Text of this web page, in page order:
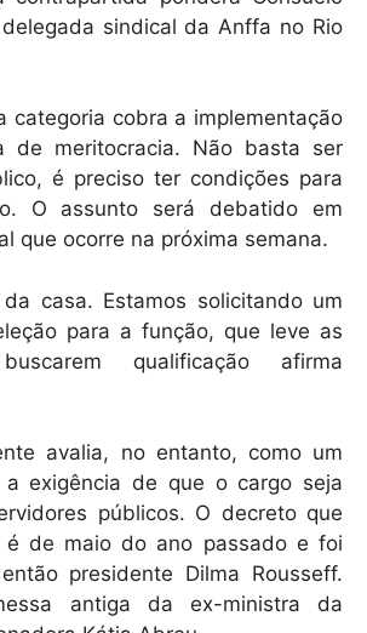
sindical da Anffa no Rio
categoria cobra a implementação
de meritocracia. Não basta ser
é preciso ter condições para
O assunto será debatido em
que ocorre na próxima semana.
casa. Estamos solicitando um
para a função, que leve as
qualificação afirma
avalia, no entanto, como um
a exigência de que o cargo seja
públicos. O decreto que
é de maio do ano passado e foi
presidente Dilma Rousseff.
antiga da ex-ministra da